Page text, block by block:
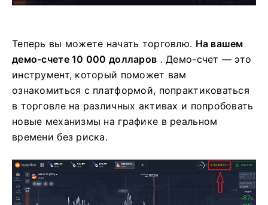
Теперь вы можете начать торговлю. На вашем
демо-счете 10 000 долларов . Демо-счет — это
инструмент, который поможет вам
ознакомиться с платформой, попрактиковаться
в торговле на различных активах и попробовать
новые механизмы на графике в реальном
времени без риска.